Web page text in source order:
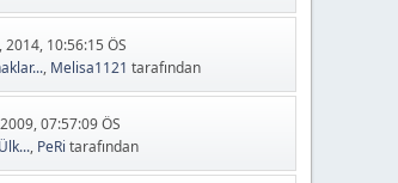
2014, 10:56:15 ÖS
, Melisa1121 tarafından
07:57:09 ÖS
, PeRi tarafından